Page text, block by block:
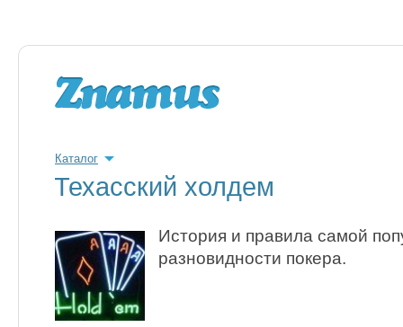
Каталог
Техасский холдем
История и правила самой
разновидности покера.